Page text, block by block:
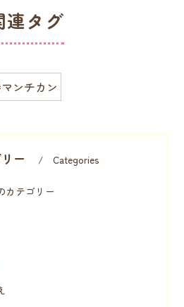
連タグ
ンチカン
ー Categories
カテゴリー